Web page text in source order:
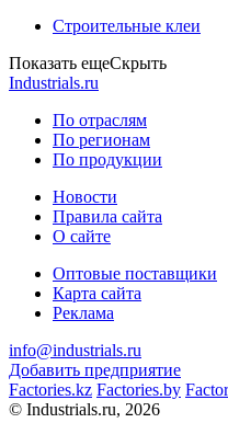
Строительные клеи
Показать ещеСкрыть
Industrials.ru
По отраслям
По регионам
По продукции
Новости
Правила сайта
О сайте
Оптовые поставщики
Карта сайта
Реклама
info@industrials.ru
Добавить предприятие
Factories.kz Factories.by
© Industrials.ru, 2026